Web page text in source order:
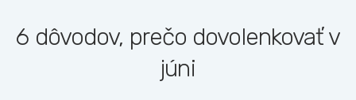
6 dôvodov, prečo dovolenkovať v
júni